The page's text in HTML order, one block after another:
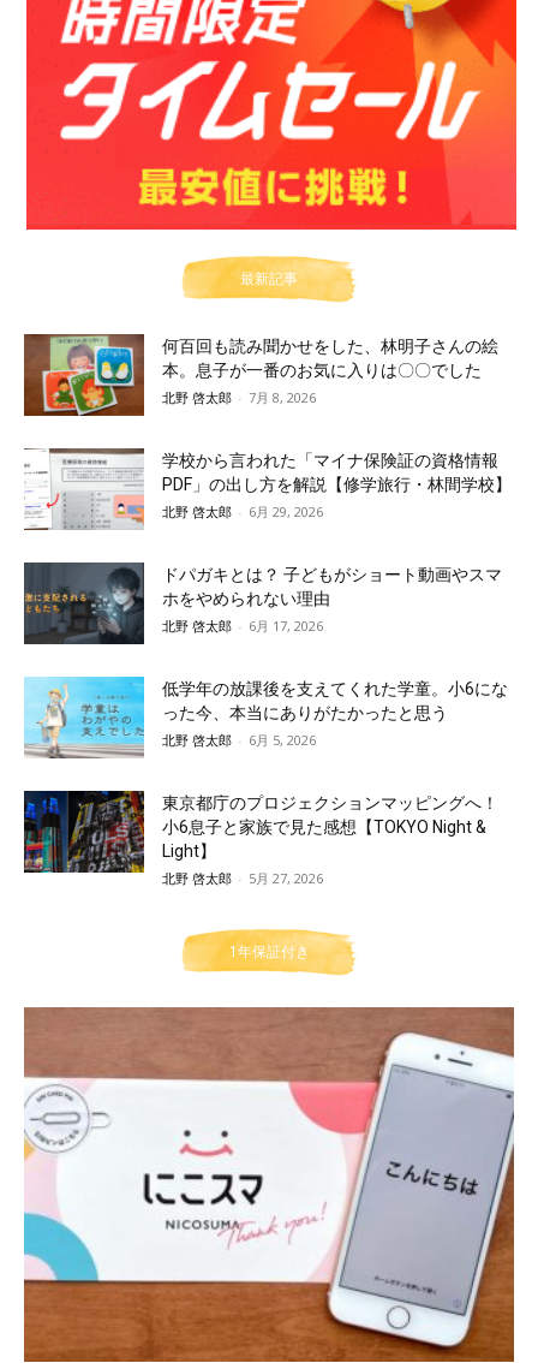
最新記事
何百回も読み聞かせをした、林明子さんの絵
本。息子が一番のお気に入りは〇〇でした
北野 啓太郎 - 7月 8, 2026
学校から言われた「マイナ保険証の資格情報
PDF」の出し方を解説【修学旅行・林間学校】
北野 啓太郎 - 6月 29, 2026
ドパガキとは？ 子どもがショート動画やスマ
ホをやめられない理由
北野 啓太郎 - 6月 17, 2026
低学年の放課後を支えてくれた学童。小6にな
った今、本当にありがたかったと思う
北野 啓太郎 - 6月 5, 2026
東京都庁のプロジェクションマッピングへ！
小6息子と家族で見た感想【TOKYO Night &
Light】
北野 啓太郎 - 5月 27, 2026
1年保証付き